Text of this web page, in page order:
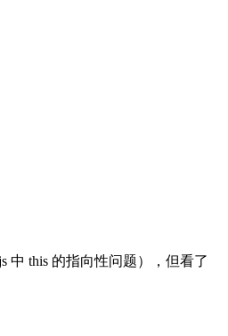
中 this 的指向性问题），但看了